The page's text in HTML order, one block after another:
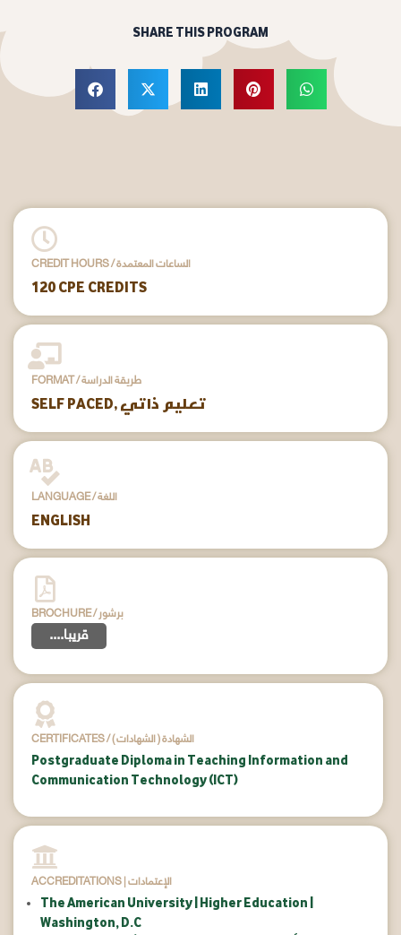
SHARE THIS PROGRAM
CREDIT HOURS / الساعات المعتمدة
120 CPE CREDITS
FORMAT / طريقة الدراسة
SELF PACED, تعليم ذاتي
LANGUAGE / اللغة
ENGLISH
BROCHURE / برشور
....قريبا
CERTIFICATES / ( الشهادات ) الشهادة
Postgraduate Diploma in Teaching Information and
Communication Technology (ICT)
ACCREDITATIONS | الإعتمادات
The American University | Higher Education |
Washington, D.C